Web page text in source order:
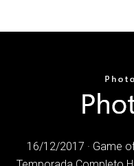
16/12/2017 · Game